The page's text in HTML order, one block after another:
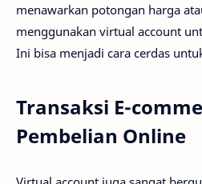
menawarkan potongan harga
menggunakan virtual account
Ini bisa menjadi cara cerdas
Transaksi E-
Pembelian Online